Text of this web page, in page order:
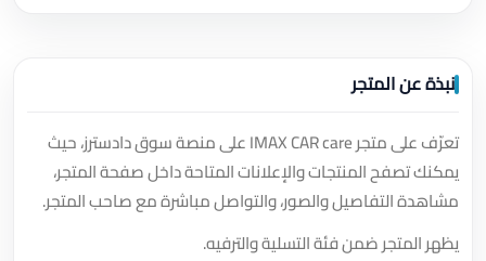
نبذة عن المتجر
تعرّف على متجر IMAX CAR care على منصة سوق دادسترز، حيث
يمكنك تصفح المنتجات والإعلانات المتاحة داخل صفحة المتجر،
مشاهدة التفاصيل والصور، والتواصل مباشرة مع صاحب المتجر.
يظهر المتجر ضمن فئة التسلية والترفيه.